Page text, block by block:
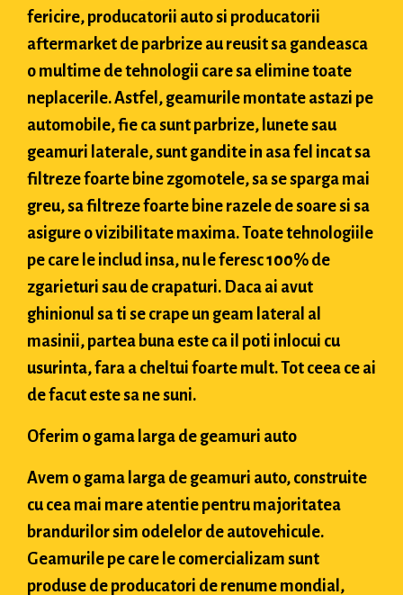
fericire, producatorii auto si producatorii
aftermarket de parbrize au reusit sa gandeasca
o multime de tehnologii care sa elimine toate
neplacerile. Astfel, geamurile montate astazi pe
automobile, fie ca sunt parbrize, lunete sau
geamuri laterale, sunt gandite in asa fel incat sa
filtreze foarte bine zgomotele, sa se sparga mai
greu, sa filtreze foarte bine razele de soare si sa
asigure o vizibilitate maxima. Toate tehnologiile
pe care le includ insa, nu le feresc 100% de
zgarieturi sau de crapaturi. Daca ai avut
ghinionul sa ti se crape un geam lateral al
masinii, partea buna este ca il poti inlocui cu
usurinta, fara a cheltui foarte mult. Tot ceea ce ai
de facut este sa ne suni.
Oferim o gama larga de geamuri auto
Avem o gama larga de geamuri auto, construite
cu cea mai mare atentie pentru majoritatea
brandurilor sim odelelor de autovehicule.
Geamurile pe care le comercializam sunt
produse de producatori de renume mondial,